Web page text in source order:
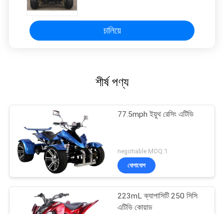
চালিয়ে
শীর্ষ পণ্য
77.5mph ইয়ুথ রেসিং এটিভি
negotiable MOQ:1
যোগাযোগ
223mL ক্যাপাসিটি 250 সিসি
এটিভি কোয়াড